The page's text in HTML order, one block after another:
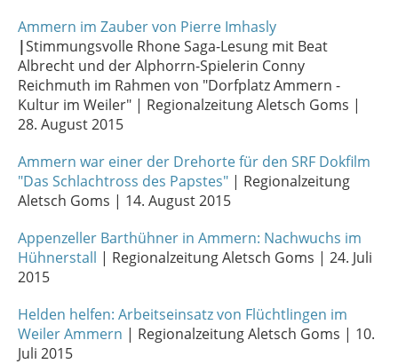
Ammern im Zauber von Pierre Imhasly
|Stimmungsvolle Rhone Saga-Lesung mit Beat
Albrecht und der Alphorrn-Spielerin Conny
Reichmuth im Rahmen von "Dorfplatz Ammern -
Kultur im Weiler" | Regionalzeitung Aletsch Goms |
28. August 2015
Ammern war einer der Drehorte für den SRF Dokfilm
"Das Schlachtross des Papstes" | Regionalzeitung
Aletsch Goms | 14. August 2015
Appenzeller Barthühner in Ammern: Nachwuchs im
Hühnerstall | Regionalzeitung Aletsch Goms | 24. Juli
2015
Helden helfen: Arbeitseinsatz von Flüchtlingen im
Weiler Ammern | Regionalzeitung Aletsch Goms | 10.
Juli 2015